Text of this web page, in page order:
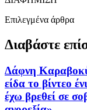
Επιλεγμένα άρθρα
Διαβάστε
Δάφνη
είδα το βίντεο
έχω βρεθεί σε